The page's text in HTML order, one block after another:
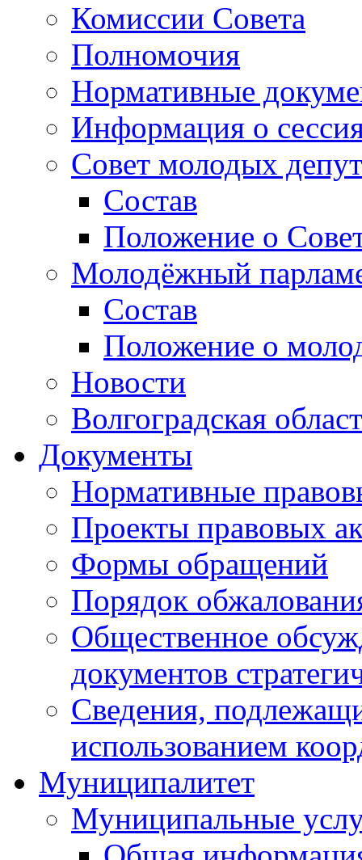
Комиссии Совета
Полномочия
Нормативные
Информация о
Совет молодых
Состав
Положение о
Молодёжный
Состав
Положение о
Новости
Волгоградская
Документы
Нормативные
Проекты правовых
Формы обращений
Порядок
Общественное
документов
Сведения,
использованием
Муниципалитет
Муниципальные